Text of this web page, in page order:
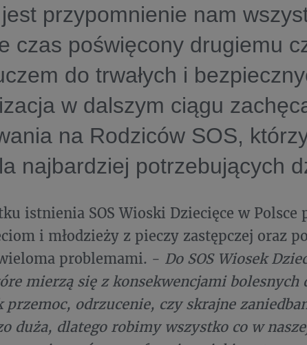
przypomnienie nam
czas poświęcony drugiemu
do trwałych i
w dalszym ciągu
na Rodziców SOS,
najbardziej potrzebujących
istnienia SOS Wioski Dziecięce w Polsce
i młodzieży z pieczy zastępczej oraz
problemami. - Do SOS Wiosek
mierzą się z konsekwencjami bolesnych
przemoc, odrzucenie, czy skrajne
duża, dlatego robimy wszystko co w